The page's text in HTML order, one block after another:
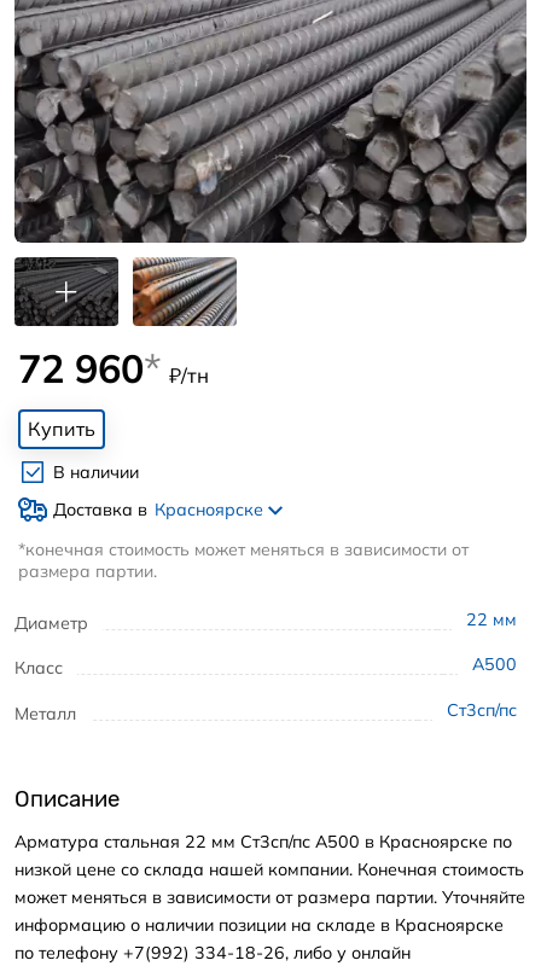
Диаметр 22 мм
Класс А500
Металл Ст3сп/пс
72 960* ₽/тн
Купить
В наличии
Доставка в Красноярске
*конечная стоимость может меняться в зависимости от
размера партии.
Описание
Арматура стальная 22 мм Ст3сп/пс А500 в Красноярске по
низкой цене со склада нашей компании. Конечная стоимость
может меняться в зависимости от размера партии. Уточняйте
информацию о наличии позиции на складе в Красноярске
по телефону +7(992) 334-18-26, либо у онлайн